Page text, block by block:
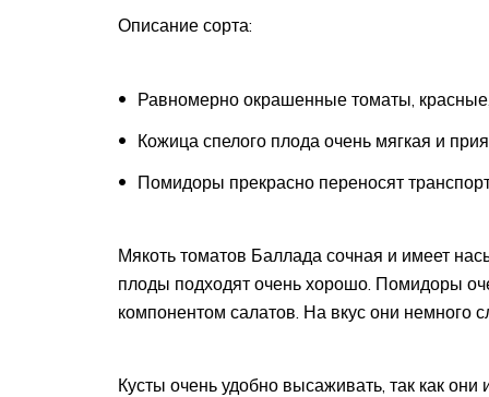
Описание сорта:
Равномерно окрашенные томаты,
Кожица спелого плода очень мягкая и
Помидоры прекрасно переносят
Мякоть томатов Баллада сочная и имеет
плоды подходят очень хорошо. Помидоры
компонентом салатов. На вкус они немного
Кусты очень удобно высаживать, так как